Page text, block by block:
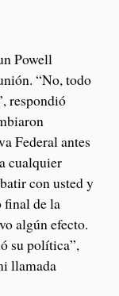
Powell
“No, todo
respondió
Federal antes
cualquier
con usted y
final de la
algún efecto.
su política”,
llamada